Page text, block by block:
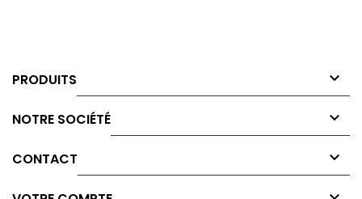
PRODUITS 
NOTRE SOCIÉTÉ 
CONTACT 